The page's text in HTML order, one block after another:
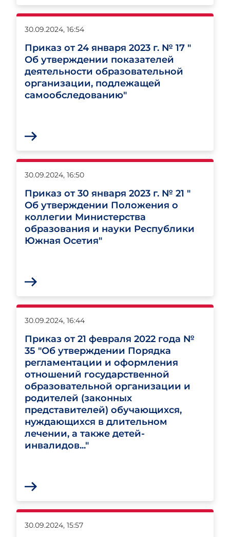
Приказ от 24 января 2023 г. № 17 "
Об утверждении показателей
деятельности образовательной
организации, подлежащей
самообследованию"
30.09.2024, 16:54
Приказ от 30 января 2023 г. № 21 "
Об утверждении Положения о
коллегии Министерства
образования и науки Республики
Южная Осетия"
30.09.2024, 16:50
Приказ от 21 февраля 2022 года №
35 "Об утверждении Порядка
регламентации и оформления
отношений государственной
образовательной организации и
родителей (законных
представителей) обучающихся,
нуждающихся в длительном
лечении, а также детей-
инвалидов..."
30.09.2024, 16:44
30.09.2024, 15:57